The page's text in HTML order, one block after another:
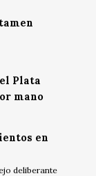
Plata
mano
en
deliberante